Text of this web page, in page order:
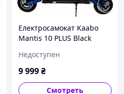
Електросамокат Kaabo
Mantis 10 PLUS Black
Недоступен
9 999₴
Смотреть